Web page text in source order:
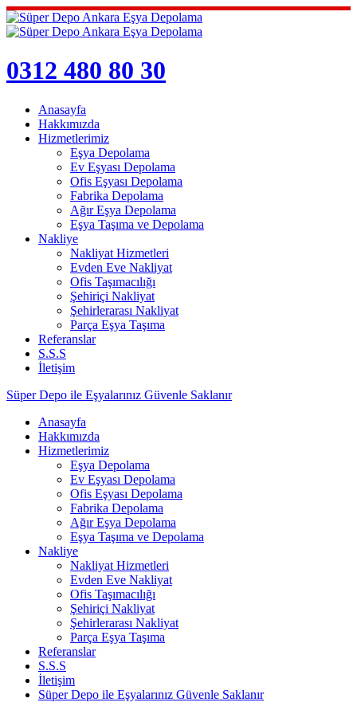
0312 480 80 30
Anasayfa
Hakkımızda
Hizmetlerimiz
Eşya Depolama
Ev Eşyası Depolama
Ofis Eşyası Depolama
Fabrika Depolama
Ağır Eşya Depolama
Eşya Taşıma ve Depolama
Nakliye
Nakliyat Hizmetleri
Evden Eve Nakliyat
Ofis Taşımacılığı
Şehiriçi Nakliyat
Şehirlerarası Nakliyat
Parça Eşya Taşıma
Referanslar
S.S.S
İletişim
Süper Depo ile Eşyalarınız Güvenle Saklanır
Anasayfa
Hakkımızda
Hizmetlerimiz
Eşya Depolama
Ev Eşyası Depolama
Ofis Eşyası Depolama
Fabrika Depolama
Ağır Eşya Depolama
Eşya Taşıma ve Depolama
Nakliye
Nakliyat Hizmetleri
Evden Eve Nakliyat
Ofis Taşımacılığı
Şehiriçi Nakliyat
Şehirlerarası Nakliyat
Parça Eşya Taşıma
Referanslar
S.S.S
İletişim
Süper Depo ile Eşyalarınız Güvenle Saklanır